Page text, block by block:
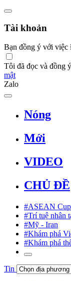
Tài khoản
Bạn đồng ý với việc
Tôi đã đọc và đồng
mật
Zalo
Nóng
Mới
VIDEO
CHỦ ĐỀ
#ASEAN
#Trí tuệ nhân
#Mỹ - Iran
#Khám phá
#Khám phá
Tin